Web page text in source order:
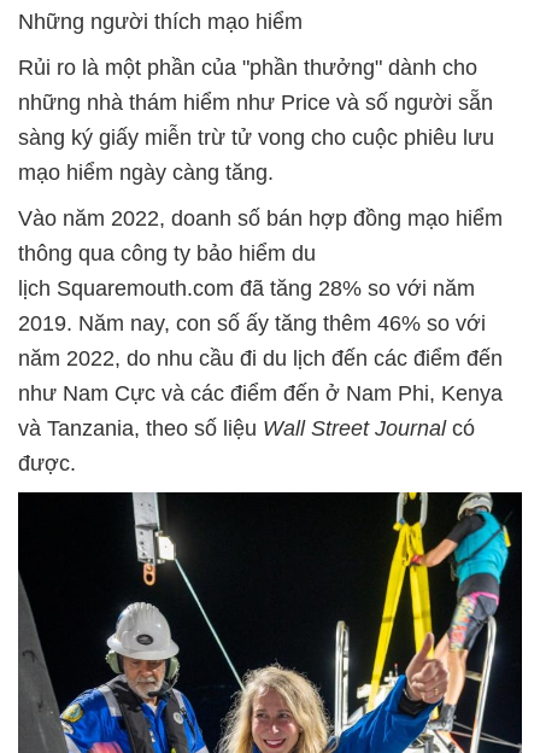
Những người thích mạo hiểm
Rủi ro là một phần của "phần thưởng" dành cho
những nhà thám hiểm như Price và số người sẵn
sàng ký giấy miễn trừ tử vong cho cuộc phiêu lưu
mạo hiểm ngày càng tăng.
Vào năm 2022, doanh số bán hợp đồng mạo hiểm
thông qua công ty bảo hiểm du
lịch Squaremouth.com đã tăng 28% so với năm
2019. Năm nay, con số ấy tăng thêm 46% so với
năm 2022, do nhu cầu đi du lịch đến các điểm đến
như Nam Cực và các điểm đến ở Nam Phi, Kenya
và Tanzania, theo số liệu Wall Street Journalcó
được.